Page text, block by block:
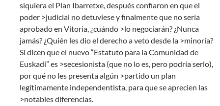
siquiera el Plan Ibarretxe, después confiaron en que el
poder >judicial no detuviese y finalmente que no sería
aprobado en Vitoria, ¿cuándo >lo negociarán? ¿Nunca
jamás? ¿Quién les dio el derecho a veto desde la >minoría?
Si dicen que el nuevo “Estatuto para la Comunidad de
Euskadi” es >secesionista (que no lo es, pero podría serlo),
por qué no les presenta algún >partido un plan
legítimamente independentista, para que se aprecien las
>notables diferencias.